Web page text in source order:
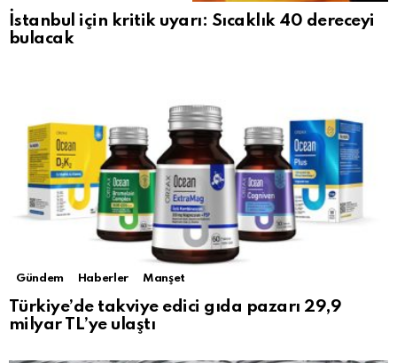
İstanbul için kritik uyarı: Sıcaklık 40 dereceyi
bulacak
Gündem Haberler Manşet
Türkiye’de takviye edici gıda pazarı 29,9
milyar TL’ye ulaştı